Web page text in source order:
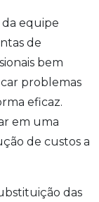
da equipe
de
bem
problemas
eficaz.
em uma
de custos a
das